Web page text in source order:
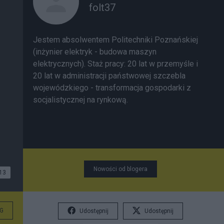
13
folt37
Jestem absolwentem Politechniki Poznańskiej
(inżynier elektryk - budowa maszyn
elektrycznych). Staż pracy: 20 lat w przemyśle i
20 lat w administracji państwowej szczebla
wojewódzkiego - transformacja gospodarki z
socjalistycznej na rynkową.
Nowości od blogera
Udostępnij Udostępnij